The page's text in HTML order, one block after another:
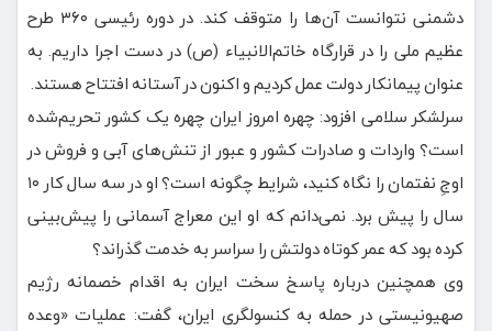
دشمنی نتوانست آن‌ها را متوقف کند. در دوره رئیسی ۳۶۰ طرح
عظیم ملی را در قرارگاه خاتم‌الانبیاء (ص) در دست اجرا داریم. به
عنوان پیمانکار دولت عمل کردیم و اکنون در آستانه افتتاح هستند.
سرلشکر سلامی افزود: چهره امروز ایران چهره یک کشور تحریم‌شده
است؟ واردات و صادرات کشور و عبور از تنش‌های آبی و فروش در
اوجِ نفتمان را نگاه کنید، شرایط چگونه است؟ او در سه سال کار ۱۰
سال را پیش برد. نمی‌دانم که او این معراج آسمانی را پیش‌بینی
کرده بود که عمر کوتاه دولتش را سراسر به خدمت گذراند؟
وی همچنین درباره پاسخ سخت ایران به اقدام خصمانه رژیم
صهیونیستی در حمله به کنسولگری ایران، گفت: عملیات «وعده